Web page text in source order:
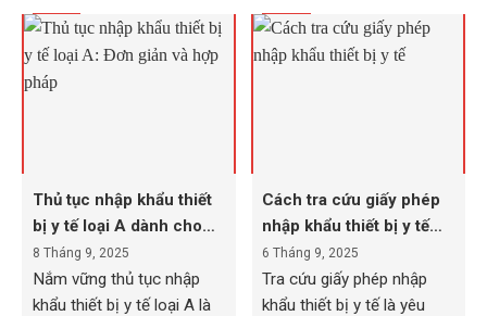
thủ...
Thủ tục nhập khẩu thiết
bị y tế loại A dành cho
doanh nghiệp
8 Tháng 9, 2025
Nắm vững thủ tục nhập
khẩu thiết bị y tế loại A là
Cách tra cứu giấy phép
nhập khẩu thiết bị y tế
chính xác nhất
6 Tháng 9, 2025
Tra cứu giấy phép nhập
khẩu thiết bị y tế là yêu